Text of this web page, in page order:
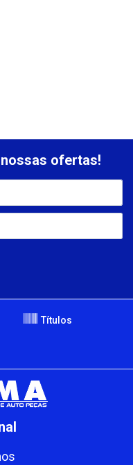
ofertas!
Títulos